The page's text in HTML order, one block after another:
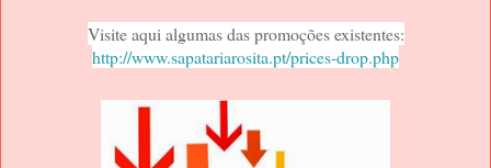
Visite aqui algumas das promoções existentes:
http://www.sapatariarosita.pt/prices-drop.php